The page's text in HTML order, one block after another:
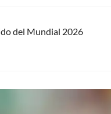
del Mundial 2026